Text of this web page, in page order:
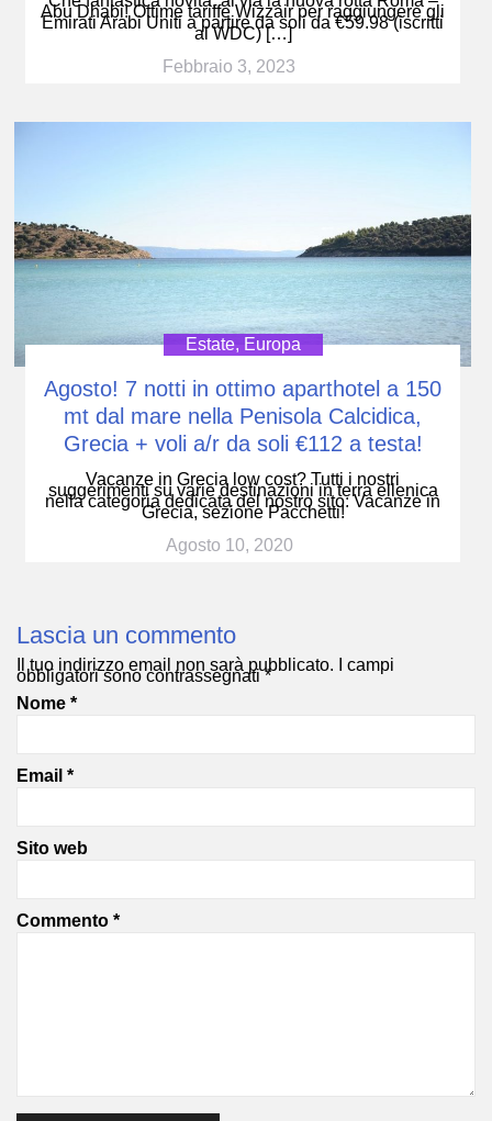
Abu Dhabi! Ottime tariffe Wizzair per raggiungere gli
Emirati Arabi Uniti a partire da soli da €59.98 (iscritti
al WDC) […]
Febbraio 3, 2023
Estate, Europa
Agosto! 7 notti in ottimo aparthotel a 150
mt dal mare nella Penisola Calcidica,
Grecia + voli a/r da soli €112 a testa!
Vacanze in Grecia low cost? Tutti i nostri
suggerimenti su varie destinazioni in terra ellenica
nella categoria dedicata del nostro sito: Vacanze in
Grecia, sezione Pacchetti!
Agosto 10, 2020
Lascia un commento
Il tuo indirizzo email non sarà pubblicato. I campi
obbligatori sono contrassegnati*
Nome *
Email *
Sito web
Commento *